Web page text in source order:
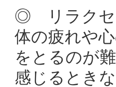
◎ リラクセ
体の疲れや
をとるのが
感じるとき